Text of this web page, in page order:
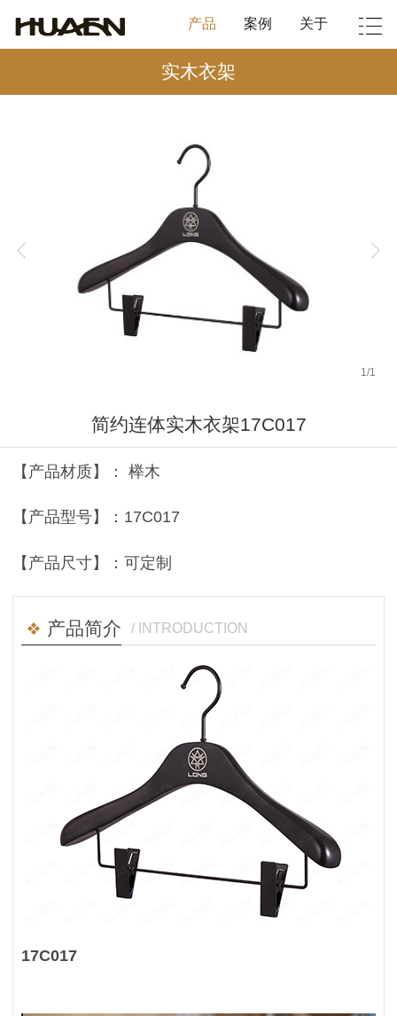
产品 案例 关于
实木衣架
1 /1
简约连体实木衣架17C017
【产品材质】： 榉木
【产品型号】：17C017
【产品尺寸】：可定制
产品简介 / INTRODUCTION
17C017